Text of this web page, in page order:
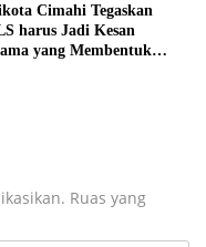
Cimahi Tegaskan
harus Jadi Kesan
yang Membentuk
Ruas yang